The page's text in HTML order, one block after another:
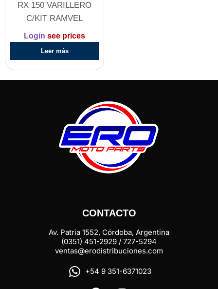
RX 150 VARILLERO
C/KIT RAMVEL
Login see prices
Leer más
CONTACTO
Av. Patria 1552, Córdoba, Argentina
(0351) 451-2929 / 727-5294
ventas@erodistribuciones.com
+54 9 351-6371023